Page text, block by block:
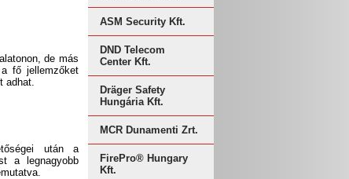
de más
fő jellemzőket
adhat.
után a
a legnagyobb
ASM Security Kft.
DND Telecom
Center Kft.
Dräger Safety
Hungária Kft.
MCR Dunamenti Zrt.
FirePro® Hungary
Kft.